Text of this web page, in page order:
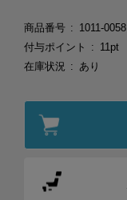
商品番号
1011-0058
付与ポイント
11pt
在庫状況
あり